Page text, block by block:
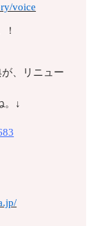
voice
、リニュー
。↓